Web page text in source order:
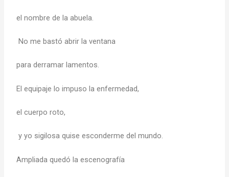
el nombre de la abuela.
No me bastó abrir la ventana
para derramar lamentos.
El equipaje lo impuso la enfermedad,
el cuerpo roto,
y yo sigilosa quise esconderme del mundo.
Ampliada quedó la escenografía